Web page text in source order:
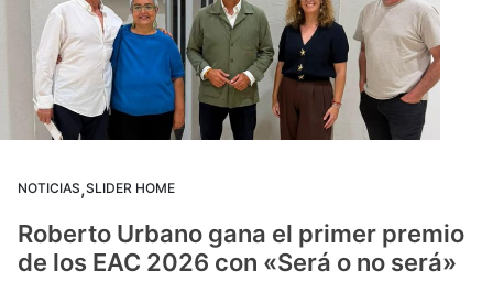
NOTICIAS,SLIDER HOME
Roberto Urbano gana el primer premio
de los EAC 2026 con «Será o no será»